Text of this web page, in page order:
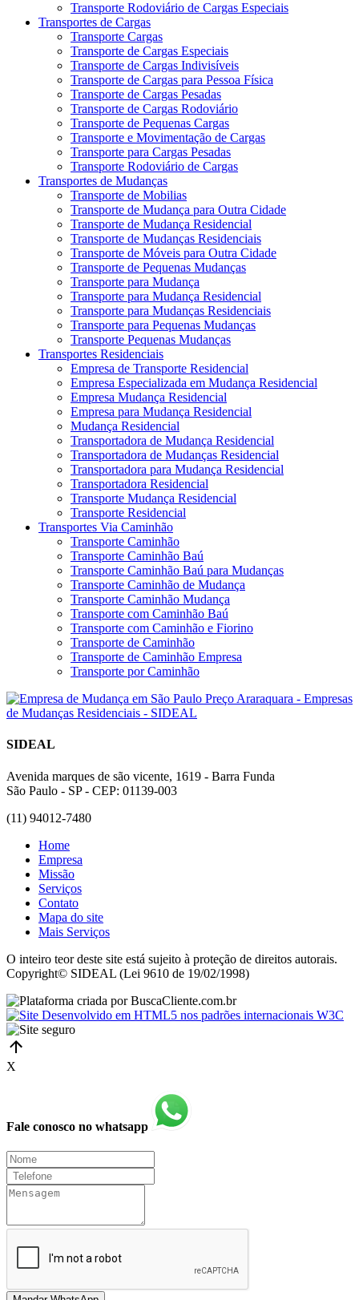
Transporte Rodoviário de Cargas Especiais
Transportes de Cargas
Transporte Cargas
Transporte de Cargas Especiais
Transporte de Cargas Indivisíveis
Transporte de Cargas para Pessoa Física
Transporte de Cargas Pesadas
Transporte de Cargas Rodoviário
Transporte de Pequenas Cargas
Transporte e Movimentação de Cargas
Transporte para Cargas Pesadas
Transporte Rodoviário de Cargas
Transportes de Mudanças
Transporte de Mobilias
Transporte de Mudança para Outra Cidade
Transporte de Mudança Residencial
Transporte de Mudanças Residenciais
Transporte de Móveis para Outra Cidade
Transporte de Pequenas Mudanças
Transporte para Mudança
Transporte para Mudança Residencial
Transporte para Mudanças Residenciais
Transporte para Pequenas Mudanças
Transporte Pequenas Mudanças
Transportes Residenciais
Empresa de Transporte Residencial
Empresa Especializada em Mudança Residencial
Empresa Mudança Residencial
Empresa para Mudança Residencial
Mudança Residencial
Transportadora de Mudança Residencial
Transportadora de Mudanças Residencial
Transportadora para Mudança Residencial
Transportadora Residencial
Transporte Mudança Residencial
Transporte Residencial
Transportes Via Caminhão
Transporte Caminhão
Transporte Caminhão Baú
Transporte Caminhão Baú para Mudanças
Transporte Caminhão de Mudança
Transporte Caminhão Mudança
Transporte com Caminhão Baú
Transporte com Caminhão e Fiorino
Transporte de Caminhão
Transporte de Caminhão Empresa
Transporte por Caminhão
SIDEAL
Avenida marques de são vicente, 1619 - Barra Funda
São Paulo - SP - CEP: 01139-003
(11) 94012-7480
Home
Empresa
Missão
Serviços
Contato
Mapa do site
Mais Serviços
O inteiro teor deste site está sujeito à proteção de direitos autorais.
Copyright© SIDEAL (Lei 9610 de 19/02/1998)
X
Fale conosco no whatsapp